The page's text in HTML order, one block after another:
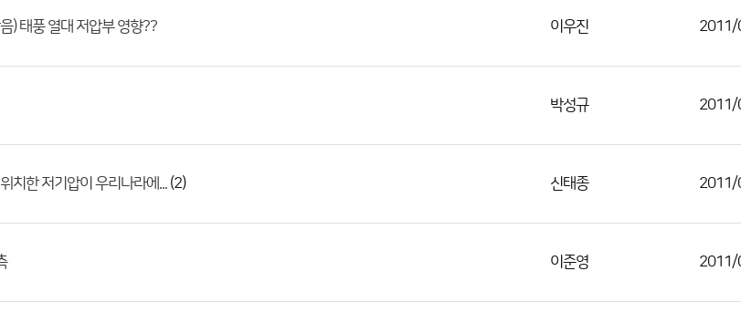
) 태풍 열대 저압부 영향?? 이우진 2011/
박성규 2011/
치한 저기압이 우리나라에... (2) 신태종 2011/
이준영 2011/